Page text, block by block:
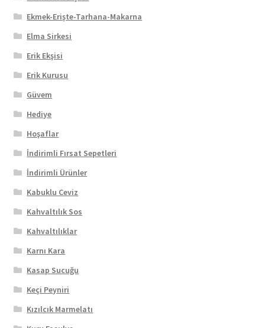
Ekmek-Erişte-Tarhana-Makarna
Elma Sirkesi
Erik Ekşisi
Erik Kurusu
Güvem
Hediye
Hoşaflar
İndirimli Fırsat Sepetleri
İndirimli Ürünler
Kabuklu Ceviz
Kahvaltılık Sos
Kahvaltılıklar
Karnı Kara
Kasap Sucuğu
Keçi Peyniri
Kızılcık Marmelatı